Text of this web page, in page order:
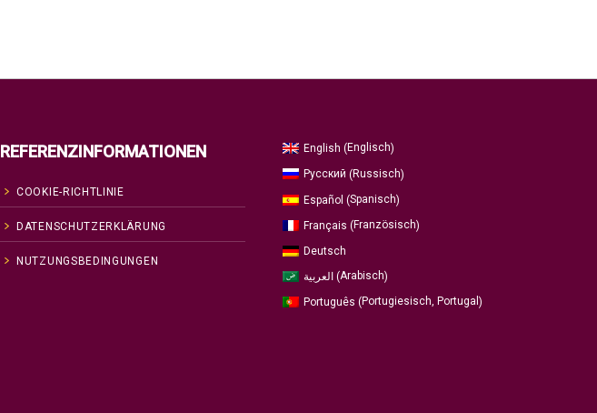
REFERENZINFORMATIONEN
COOKIE-RICHTLINIE
DATENSCHUTZERKLÄRUNG
NUTZUNGSBEDINGUNGEN
English (Englisch)
Русский (Russisch)
Español (Spanisch)
Français (Französisch)
Deutsch
العربية (Arabisch)
Português (Portugiesisch, Portugal )